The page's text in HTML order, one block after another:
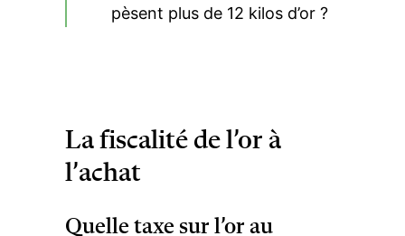
pèsent plus de 12 kilos d’or ?
La fiscalité de l’or à
l’achat
Quelle taxe sur l’or au